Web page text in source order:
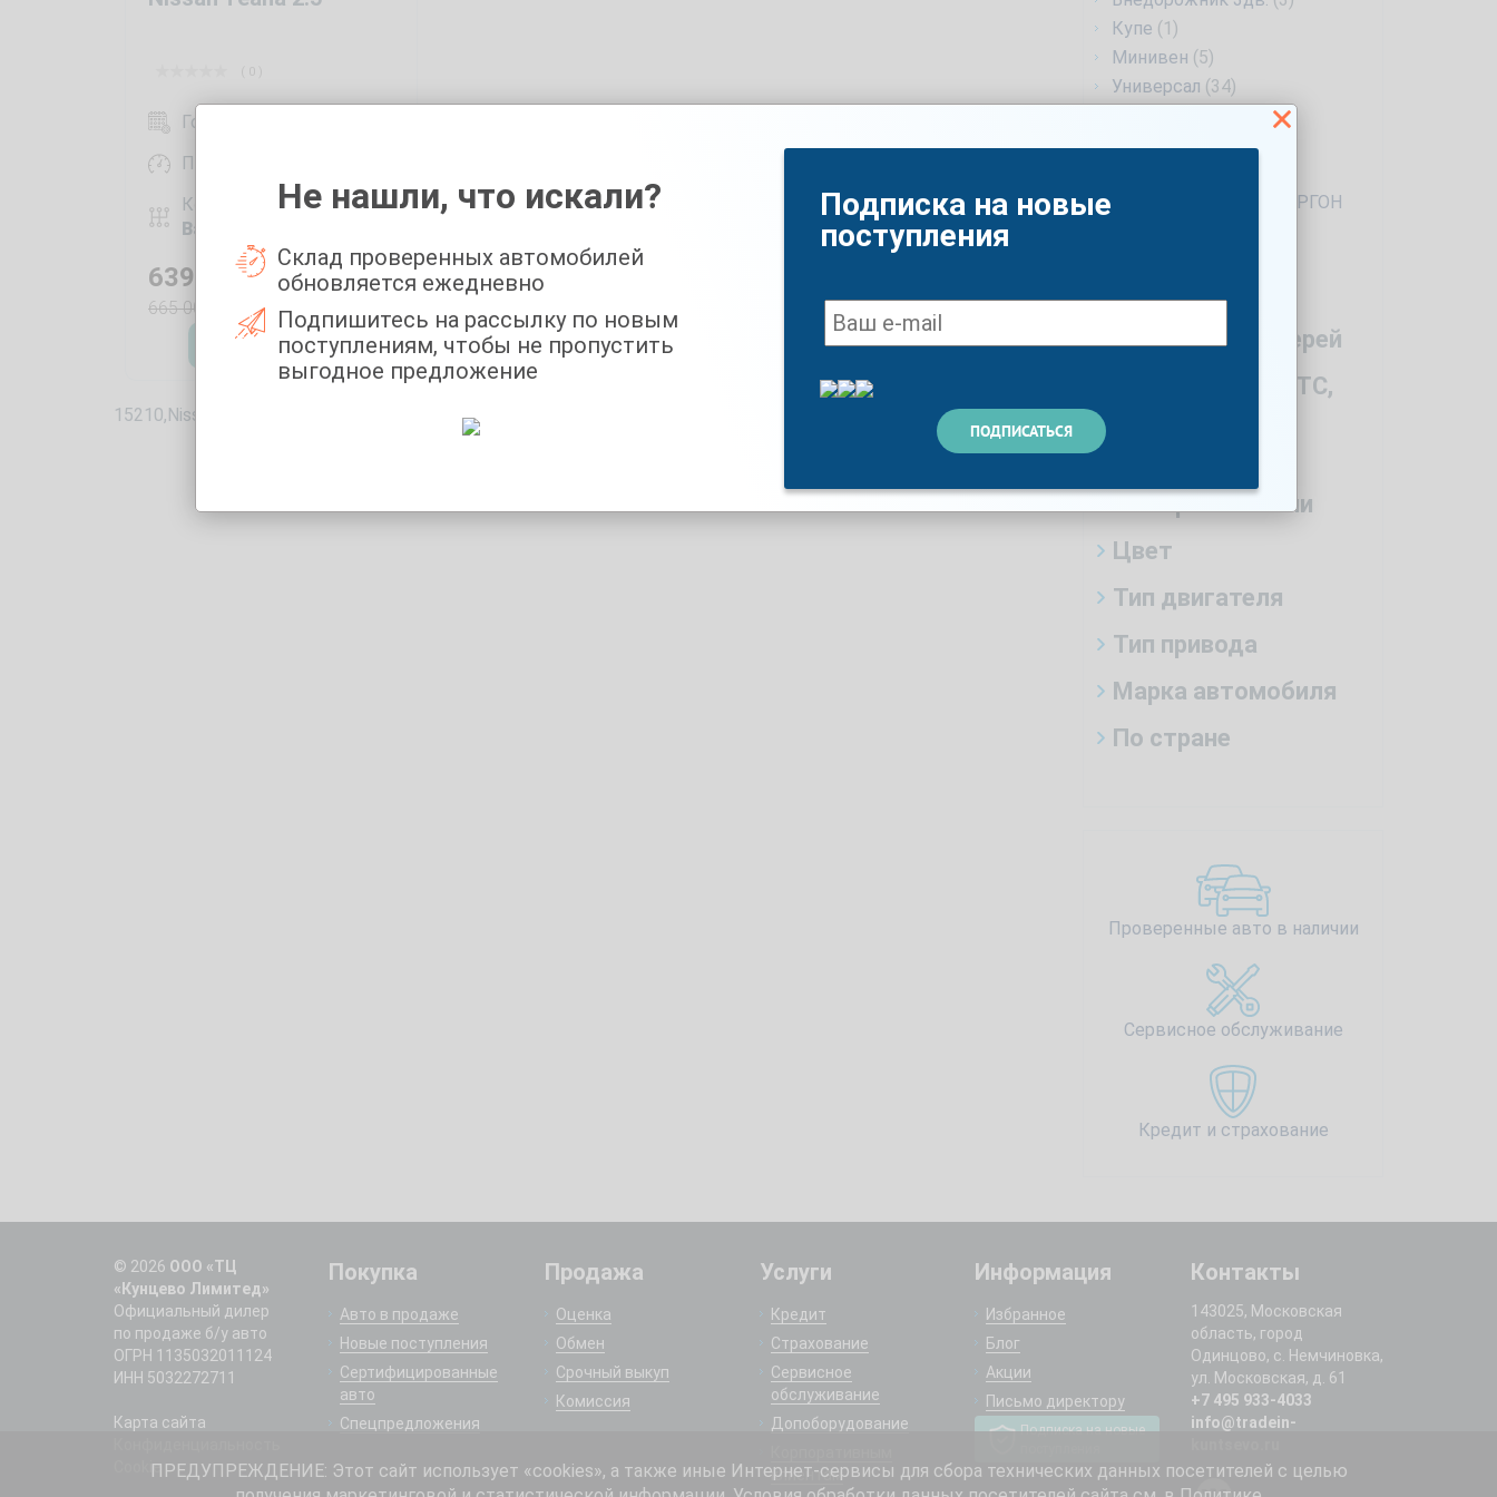
Купе (1)
Минивен (5)
Универсал (34)
Лифтбек (6)
ПРОМТОВАРНЫЙ ФУРГОН
Год
Количество дверей
Мощность по ПТС,
л.с.
Тип трансмиссии
Цвет
Тип двигателя
Тип привода
Марка автомобиля
По стране
Проверенные авто в наличии
Сервисное обслуживание
Кредит и страхование
Год выпуска:
Пробег:
Коробка передач:
Вариатор
639 000₽
665 000
Оставить заявку
15210,Nissan ! 15396,TEANA !! 0,2008
Не нашли, что искали?
Склад проверенных автомобилей
обновляется ежедневно
Подпишитесь на рассылку по новым
поступлениям, чтобы не пропустить
выгодное предложение
Подписка на новые
поступления
© 2026 ООО «ТЦ
«Кунцево Лимитед»
Официальный дилер
по продаже б/у авто
ОГРН 1135032011124
ИНН 5032272711
Карта сайта
Cookie
Покупка
Авто в продаже
Новые поступления
Сертифицированные
авто
Спецпредложения
Продажа
Оценка
Обмен
Срочный выкуп
Комиссия
Услуги
Кредит
Страхование
Сервисное
обслуживание
Допоборудование
клиентам
Информация
Избранное
Блог
Акции
Письмо директору
Подписка на новые
Контакты
143025, Московская
область, город
Одинцово, с. Немчиновка,
ул. Московская, д. 61
+7 495 933-4033
info@tradein-
ПРЕДУПРЕЖДЕНИЕ: Этот сайт использует «cookies», а также иные Интернет-сервисы для сбора технических данных посетителей с целью